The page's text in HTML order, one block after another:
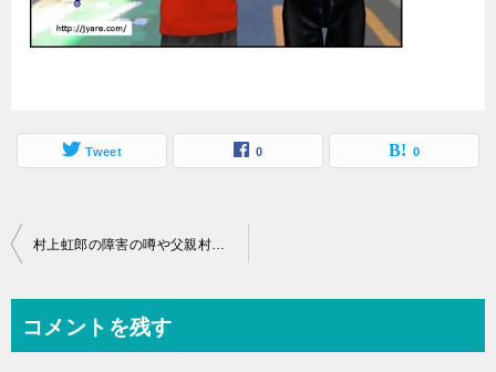
Tweet 0 0
投
ビ
村上虹郎の障害の噂や父親村上淳や母親UAと妹とは？身長が高い？
コメントを残す